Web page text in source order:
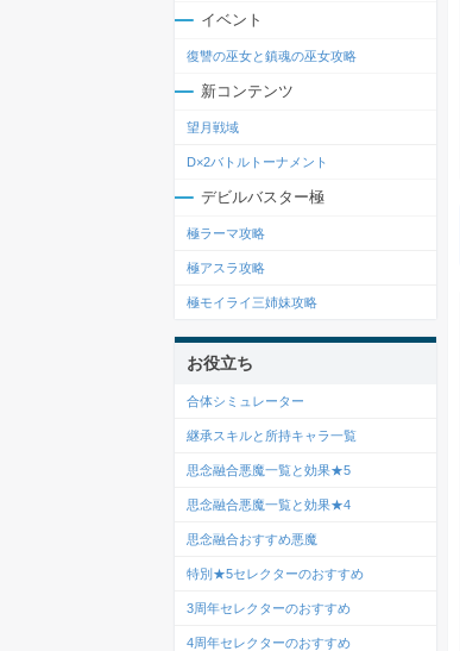
イベント
復讐の巫女と鎮魂の巫女攻略
新コンテンツ
望月戦域
D×2バトルトーナメント
デビルバスター極
極ラーマ攻略
極アスラ攻略
極モイライ三姉妹攻略
お役立ち
合体シミュレーター
継承スキルと所持キャラ一覧
思念融合悪魔一覧と効果★5
思念融合悪魔一覧と効果★4
思念融合おすすめ悪魔
特別★5セレクターのおすすめ
3周年セレクターのおすすめ
4周年セレクターのおすすめ